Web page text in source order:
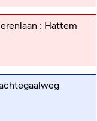
: Hattem